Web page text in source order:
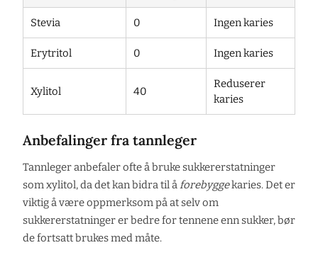
Stevia 0 Ingen karies
Erytritol 0 Ingen karies
Xylitol 40
Reduserer
karies
Anbefalinger fra tannleger
Tannleger anbefaler ofte å bruke sukkererstatninger
som xylitol, da det kan bidra til åforebyggekaries. Det er
viktig å være oppmerksom på at selv om
sukkererstatninger er bedre for tennene enn sukker, bør
de fortsatt brukes med måte.